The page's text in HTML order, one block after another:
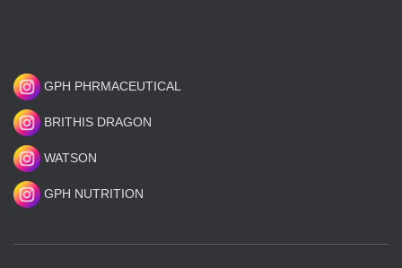
GPH PHRMACEUTICAL
BRITHIS DRAGON
WATSON
GPH NUTRITION